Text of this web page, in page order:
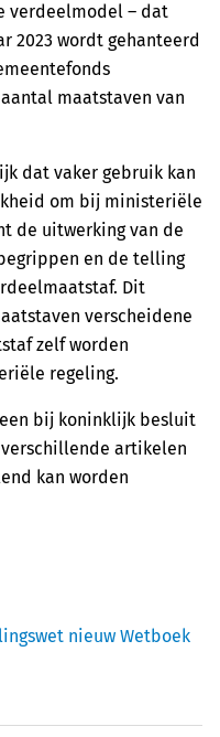
verdeelmodel – dat
2023 wordt gehanteerd
maatstaven van
dat vaker gebruik kan
om bij ministeriële
de uitwerking van de
en de telling
Dit
verscheidene
zelf worden
regeling.
bij koninklijk besluit
artikelen
kan worden
nieuw Wetboek